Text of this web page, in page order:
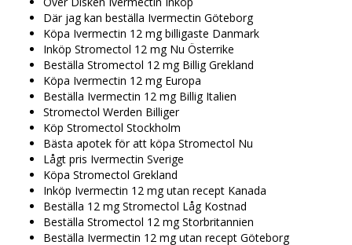
Där jag kan beställa Ivermectin Göteborg
Köpa Ivermectin 12 mg billigaste Danmark
Inköp Stromectol 12 mg Nu Österrike
Beställa Stromectol 12 mg Billig Grekland
Köpa Ivermectin 12 mg Europa
Beställa Ivermectin 12 mg Billig Italien
Stromectol Werden Billiger
Köp Stromectol Stockholm
Bästa apotek för att köpa Stromectol Nu
Lågt pris Ivermectin Sverige
Köpa Stromectol Grekland
Inköp Ivermectin 12 mg utan recept Kanada
Beställa 12 mg Stromectol Låg Kostnad
Beställa Stromectol 12 mg Storbritannien
Beställa Ivermectin 12 mg utan recept Göteborg